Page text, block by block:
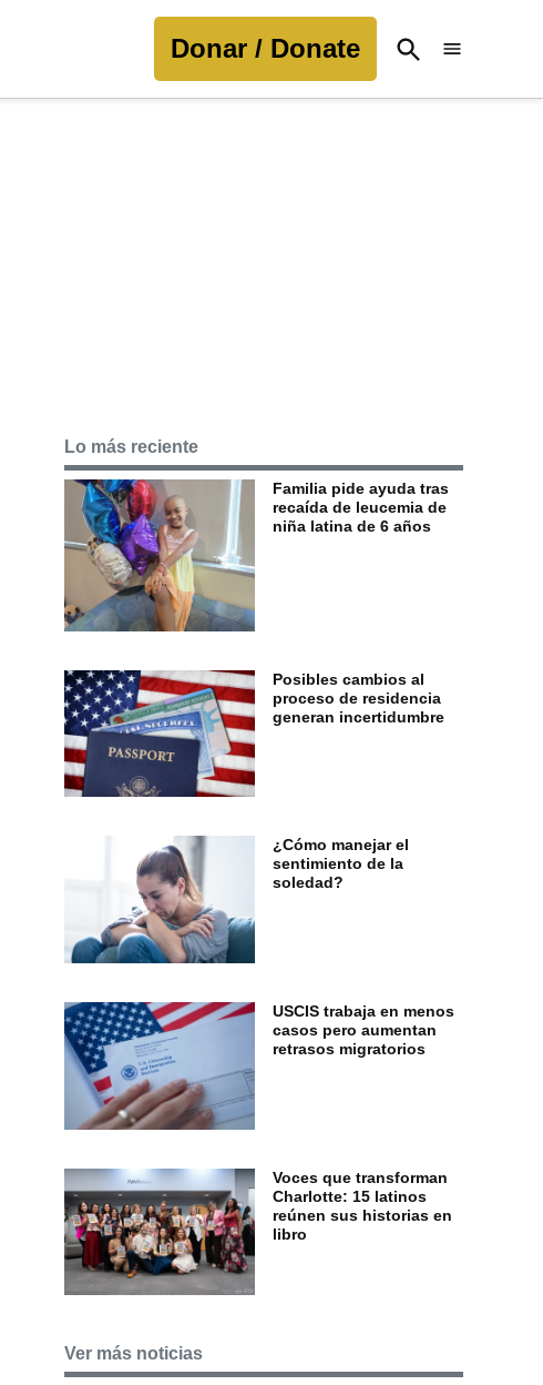
Donar / Donate
Open
Search
Lo más reciente
Familia pide ayuda tras
recaída de leucemia de
niña latina de 6 años
Posibles cambios al
proceso de residencia
generan incertidumbre
¿Cómo manejar el
sentimiento de la
soledad?
USCIS trabaja en menos
casos pero aumentan
retrasos migratorios
Voces que transforman
Charlotte: 15 latinos
reúnen sus historias en
libro
Ver más noticias